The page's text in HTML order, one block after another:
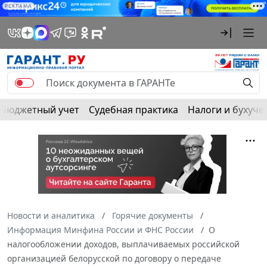
РЕКЛАМА
Бюджетный учет Судебная практика Налоги и
Новости и аналитика
Горячие документы
Информация Минфина России и ФНС России
О
налогообложении доходов, выплачиваемых российской
организацией белорусской по договору о передаче